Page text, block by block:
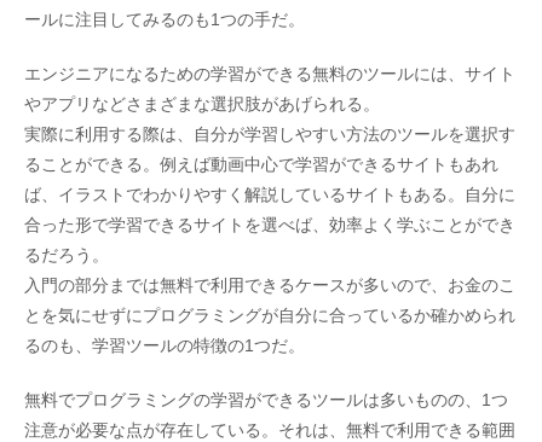
ールに注目してみるのも1つの手だ。
エンジニアになるための学習ができる無料のツールには、サイト
やアプリなどさまざまな選択肢があげられる。
実際に利用する際は、自分が学習しやすい方法のツールを選択す
ることができる。例えば動画中心で学習ができるサイトもあれ
ば、イラストでわかりやすく解説しているサイトもある。自分に
合った形で学習できるサイトを選べば、効率よく学ぶことができ
るだろう。
入門の部分までは無料で利用できるケースが多いので、お金のこ
とを気にせずにプログラミングが自分に合っているか確かめられ
るのも、学習ツールの特徴の1つだ。
無料でプログラミングの学習ができるツールは多いものの、1つ
注意が必要な点が存在している。それは、無料で利用できる範囲